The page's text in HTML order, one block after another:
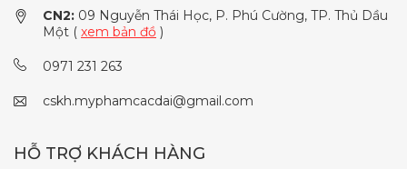
CN2: 09 Nguyễn Thái Học, P. Phú Cường, TP. Thủ Dầu
Một ( xem bản đồ )
0971 231 263
cskh.myphamcacdai@gmail.com
HỖ TRỢ KHÁCH HÀNG